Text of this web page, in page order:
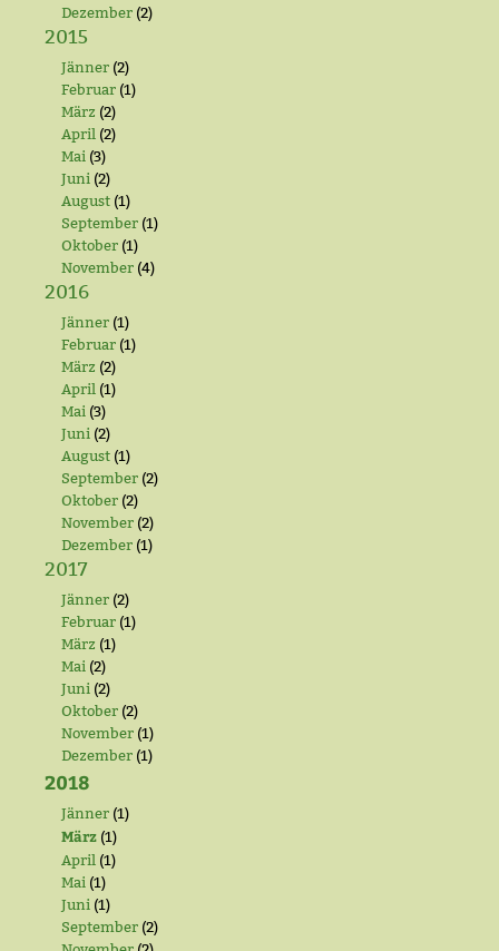
Dezember (2)
2015
Jänner (2)
Februar (1)
März (2)
April (2)
Mai (3)
Juni (2)
August (1)
September (1)
Oktober (1)
November (4)
2016
Jänner (1)
Februar (1)
März (2)
April (1)
Mai (3)
Juni (2)
August (1)
September (2)
Oktober (2)
November (2)
Dezember (1)
2017
Jänner (2)
Februar (1)
März (1)
Mai (2)
Juni (2)
Oktober (2)
November (1)
Dezember (1)
2018
Jänner (1)
März (1)
April (1)
Mai (1)
Juni (1)
September (2)